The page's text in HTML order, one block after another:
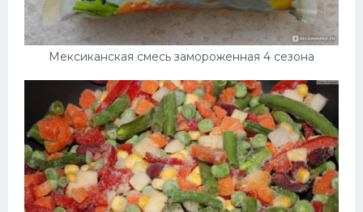
Мексиканская смесь замороженная 4 сезона